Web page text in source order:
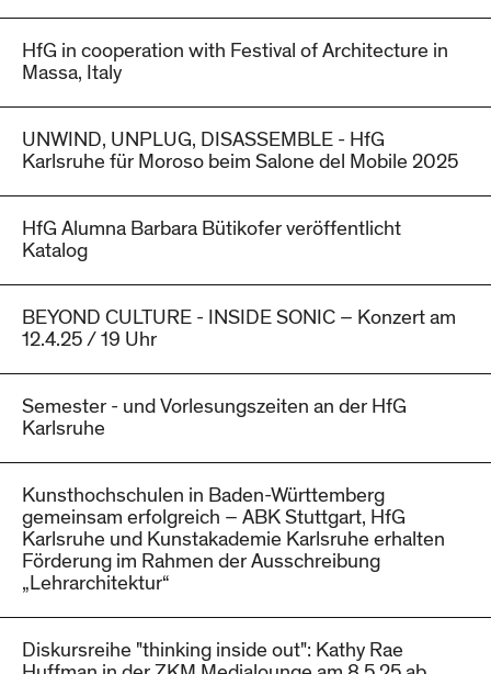
HfG in cooperation with Festival of Architecture in
Massa, Italy
UNWIND, UNPLUG, DISASSEMBLE - HfG
Karlsruhe für Moroso beim Salone del Mobile 2025
HfG Alumna Barbara Bütikofer veröffentlicht
Katalog
BEYOND CULTURE - INSIDE SONIC – Konzert am
12.4.25 / 19 Uhr
Semester - und Vorlesungszeiten an der HfG
Karlsruhe
Kunsthochschulen in Baden-Württemberg
gemeinsam erfolgreich – ABK Stuttgart, HfG
Karlsruhe und Kunstakademie Karlsruhe erhalten
Förderung im Rahmen der Ausschreibung
„Lehrarchitektur“
Diskursreihe "thinking inside out": Kathy Rae